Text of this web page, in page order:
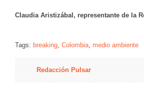
Claudia Aristizábal, representante de la
Tags: breaking, Colombia, medio ambiente
Redacción Pulsar